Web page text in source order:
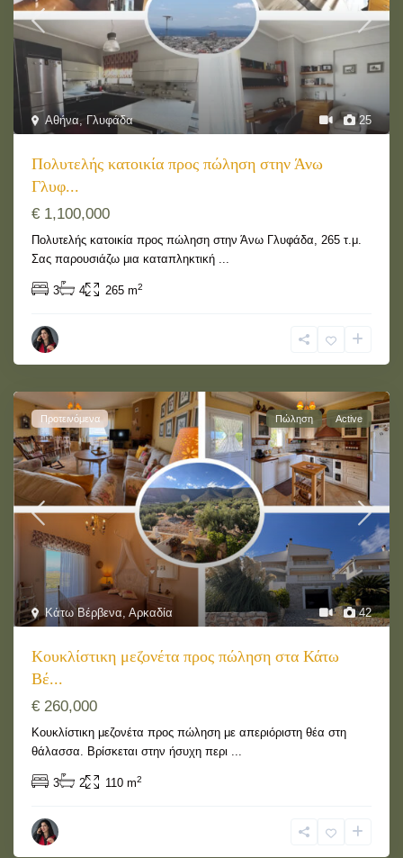
25
Αθήνα, Γλυφάδα
Πολυτελής κατοικία προς πώληση στην Άνω
Γλυφ...
€ 1,100,000
Πολυτελής κατοικία προς πώληση στην Άνω Γλυφάδα, 265 τ.μ.
Σας παρουσιάζω μια καταπληκτική ...
3 4 265 m2
42
Κάτω Βέρβενα, Αρκαδία
Προτεινόμενα Πώληση Active
Κουκλίστικη μεζονέτα προς πώληση στα Κάτω
Βέ...
€ 260,000
Κουκλίστικη μεζονέτα προς πώληση με απεριόριστη θέα στη
θάλασσα. Βρίσκεται στην ήσυχη περι ...
3 2 110 m2